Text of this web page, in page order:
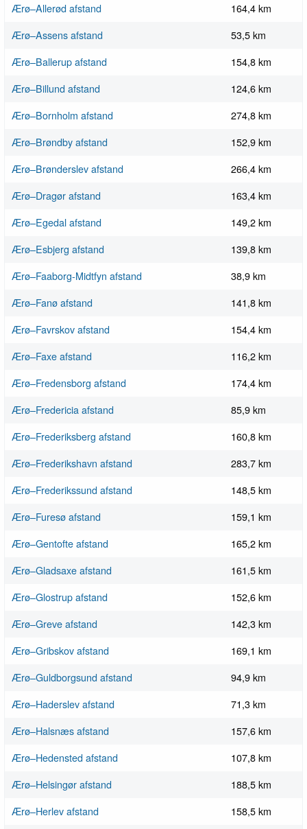
Ærø–Allerød afstand
164,4 km
Ærø–Assens afstand
53,5 km
Ærø–Ballerup afstand
154,8 km
Ærø–Billund afstand
124,6 km
Ærø–Bornholm afstand
274,8 km
Ærø–Brøndby afstand
152,9 km
Ærø–Brønderslev afstand
266,4 km
Ærø–Dragør afstand
163,4 km
Ærø–Egedal afstand
149,2 km
Ærø–Esbjerg afstand
139,8 km
Ærø–Faaborg-Midtfyn afstand
38,9 km
Ærø–Fanø afstand
141,8 km
Ærø–Favrskov afstand
154,4 km
Ærø–Faxe afstand
116,2 km
Ærø–Fredensborg afstand
174,4 km
Ærø–Fredericia afstand
85,9 km
Ærø–Frederiksberg afstand
160,8 km
Ærø–Frederikshavn afstand
283,7 km
Ærø–Frederikssund afstand
148,5 km
Ærø–Furesø afstand
159,1 km
Ærø–Gentofte afstand
165,2 km
Ærø–Gladsaxe afstand
161,5 km
Ærø–Glostrup afstand
152,6 km
Ærø–Greve afstand
142,3 km
Ærø–Gribskov afstand
169,1 km
Ærø–Guldborgsund afstand
94,9 km
Ærø–Haderslev afstand
71,3 km
Ærø–Halsnæs afstand
157,6 km
Ærø–Hedensted afstand
107,8 km
Ærø–Helsingør afstand
188,5 km
Ærø–Herlev afstand
158,5 km